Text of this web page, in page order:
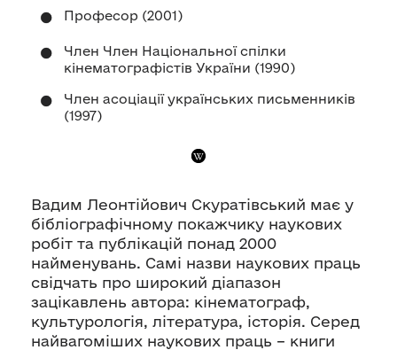
Професор (2001)
Член Член Національної спілки
кінематографістів України (1990)
Член асоціації українських письменників
(1997)
Вадим Леонтійович Скуратівський має у
бібліографічному покажчику наукових
робіт та публікацій понад 2000
найменувань. Самі назви наукових праць
свідчать про широкий діапазон
зацікавлень автора: кінематограф,
культурологія, література, історія. Серед
найвагоміших наукових праць – книги